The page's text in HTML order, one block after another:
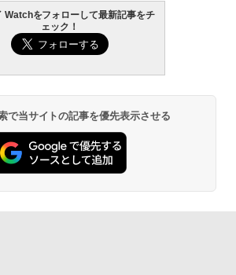
Watchをフォローして最新記事をチ
ェック！
で当サイトの記事を優先表示させる